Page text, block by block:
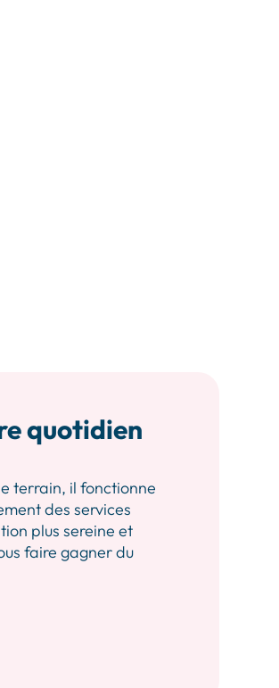
quotidien
terrain, il fonctionne
des services
plus sereine et
faire gagner du